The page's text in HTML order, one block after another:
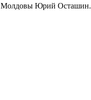
Молдовы Юрий Осташин.